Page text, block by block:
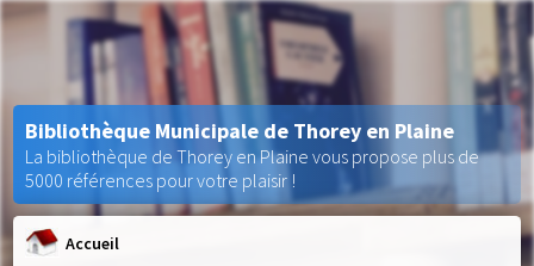
Accueil
Bibliothèque Municipale de Thorey en Plaine
La bibliothèque de Thorey en Plaine vous propose plus de
5000 références pour votre plaisir !